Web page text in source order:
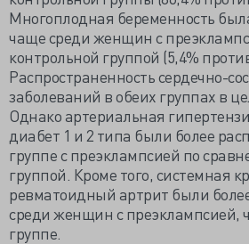
Многоплодная беременность
чаще среди женщин с
контрольной группой (5,4%
Распространенность сердечно-
заболеваний в обеих группах в
Однако артериальная
диабет 1 и 2 типа были более
группе с преэклампсией по
группой. Кроме того, системная
ревматоидный артрит были
среди женщин с преэклампсией,
группе.